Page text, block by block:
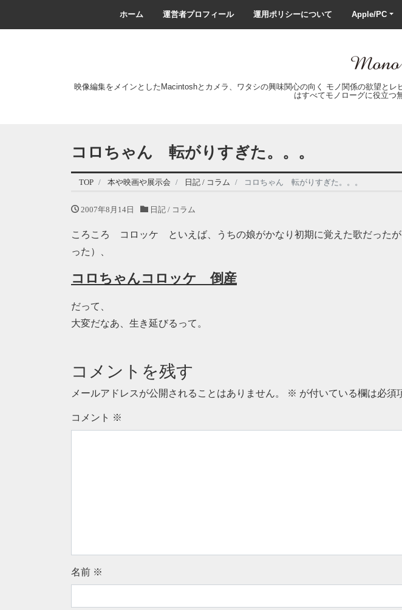
ホーム 運営者プロフィール 運用ポリシーについて Apple/PC
映像編集をメインとしたMacintoshとカメラ、ワタシの興味関心の向く モノ関係の欲望
はすべてモノローグに役立つ
コロちゃん 転がりすぎた。。。
TOP 本や映画や展示会 日記 / コラム コロちゃん 転がりすぎた。。。
2007年8月14日 日記 / コラム
ころころ コロッケ といえば、うちの娘がかなり初期に覚えた歌だったが
った）、
コロちゃんコロッケ 倒産
だって、
大変だなあ、生き延びるって。
コメントを残す
メールアドレスが公開されることはありません。 ※ が付いている欄は必須
コメント ※
名前 ※